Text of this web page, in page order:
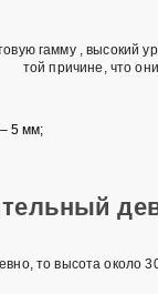
гамму , высокий
той причине, что
5 мм;
то высота